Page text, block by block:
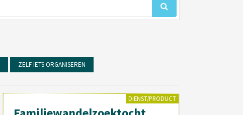
ZELF IETS ORGANISEREN
DIENST/PRODUCT